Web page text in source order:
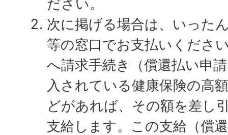
ださい。
次に掲げる場合は、いった
等の窓口でお支払いくださ
へ請求手続き（償還払い申
入されている健康保険の高
どがあれば、その額を差し
支給します。この支給（償